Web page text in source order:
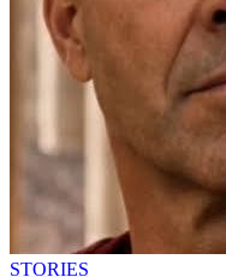
STORIES